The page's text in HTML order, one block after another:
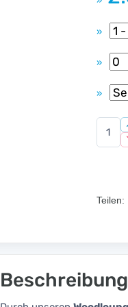
»
»
»
Teilen:
Beschreibung